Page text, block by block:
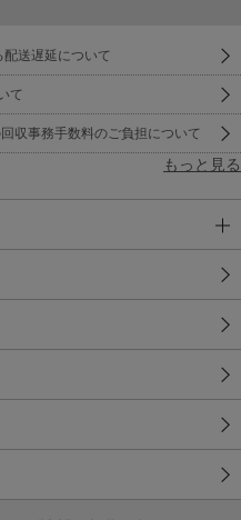
)
ケ)
配送遅延について
て
収事務手数料のご負担について
もっと見る